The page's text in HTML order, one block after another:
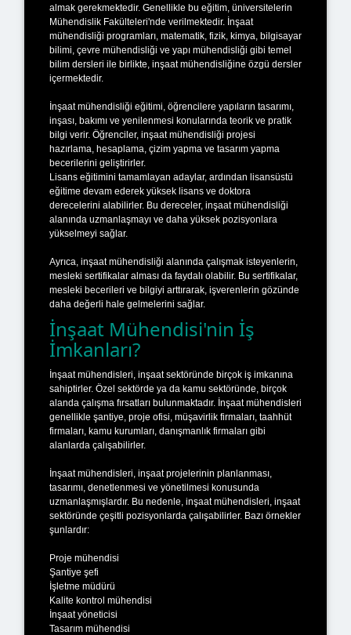
almak gerekmektedir. Genellikle bu eğitim, üniversitelerin
Mühendislik Fakülteleri'nde verilmektedir. İnşaat
mühendisliği programları, matematik, fizik, kimya, bilgisayar
bilimi, çevre mühendisliği ve yapı mühendisliği gibi temel
bilim dersleri ile birlikte, inşaat mühendisliğine özgü dersler
içermektedir.
İnşaat mühendisliği eğitimi, öğrencilere yapıların tasarımı,
inşası, bakımı ve yenilenmesi konularında teorik ve pratik
bilgi verir. Öğrenciler, inşaat mühendisliği projesi
hazırlama, hesaplama, çizim yapma ve tasarım yapma
becerilerini geliştirirler.
Lisans eğitimini tamamlayan adaylar, ardından lisansüstü
eğitime devam ederek yüksek lisans ve doktora
derecelerini alabilirler. Bu dereceler, inşaat mühendisliği
alanında uzmanlaşmayı ve daha yüksek pozisyonlara
yükselmeyi sağlar.
Ayrıca, inşaat mühendisliği alanında çalışmak isteyenlerin,
mesleki sertifikalar alması da faydalı olabilir. Bu sertifikalar,
mesleki becerileri ve bilgiyi arttırarak, işverenlerin gözünde
daha değerli hale gelmelerini sağlar.
İnşaat Mühendisi'nin İş
İmkanları?
İnşaat mühendisleri, inşaat sektöründe birçok iş imkanına
sahiptirler. Özel sektörde ya da kamu sektöründe, birçok
alanda çalışma fırsatları bulunmaktadır. İnşaat mühendisleri
genellikle şantiye, proje ofisi, müşavirlik firmaları, taahhüt
firmaları, kamu kurumları, danışmanlık firmaları gibi
alanlarda çalışabilirler.
İnşaat mühendisleri, inşaat projelerinin planlanması,
tasarımı, denetlenmesi ve yönetilmesi konusunda
uzmanlaşmışlardır. Bu nedenle, inşaat mühendisleri, inşaat
sektöründe çeşitli pozisyonlarda çalışabilirler. Bazı örnekler
şunlardır:
Proje mühendisi
Şantiye şefi
İşletme müdürü
Kalite kontrol mühendisi
İnşaat yöneticisi
Tasarım mühendisi